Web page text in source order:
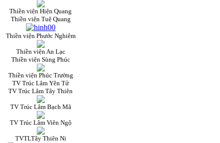
Thiền viện Hiện Quang
Thiền viện Tuệ Quang
Thiền viện Phước Nghiêm
Thiền viện An Lạc
Thiền viện Sùng Phúc
Thiền viện Phúc Trường
TV Trúc Lâm Yên Tử
TV Trúc Lâm Tây Thiên
TV Trúc Lâm Bạch Mã
TV Trúc Lâm Viên Ngộ
TVTLTây Thiên Ni